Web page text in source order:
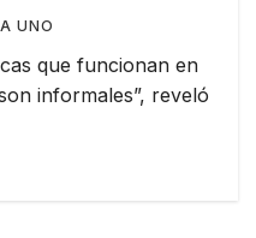
UNO
que funcionan en
informales”, reveló